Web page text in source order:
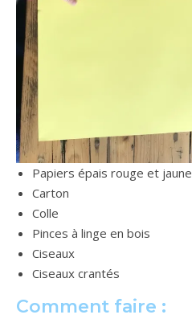
Papiers épais rouge et jaune
Carton
Colle
Pinces à linge en bois
Ciseaux
Ciseaux crantés
Comment faire :